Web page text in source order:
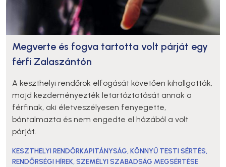
Megverte és fogva tartotta volt párját egy
férfi Zalaszántón
A keszthelyi rendőrök elfogását követően kihallgatták,
majd kezdeményezték letartóztatását annak a
férfinak, aki életveszélyesen fenyegette,
bántalmazta és nem engedte el házából a volt
párját.
KESZTHELYI RENDŐRKAPITÁNYSÁG,KÖNNYŰ TESTI SÉRTÉS,
RENDŐRSÉGI HÍREK,SZEMÉLYI SZABADSÁG MEGSÉRTÉSE